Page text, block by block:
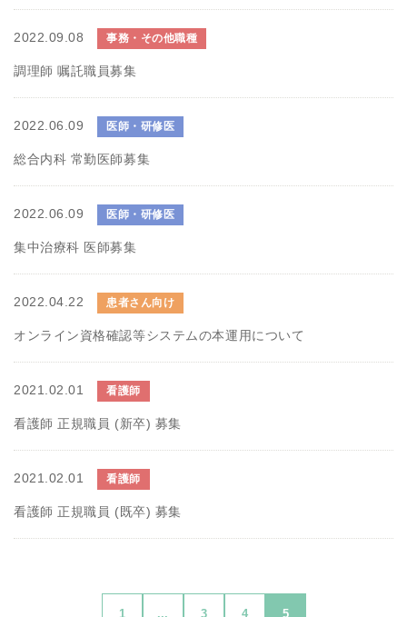
2022.09.08 事務・その他職種
調理師 嘱託職員募集
2022.06.09 医師・研修医
総合内科 常勤医師募集
2022.06.09 医師・研修医
集中治療科 医師募集
2022.04.22 患者さん向け
オンライン資格確認等システムの本運用について
2021.02.01 看護師
看護師 正規職員 (新卒) 募集
2021.02.01 看護師
看護師 正規職員 (既卒) 募集
1 ... 3 4 5